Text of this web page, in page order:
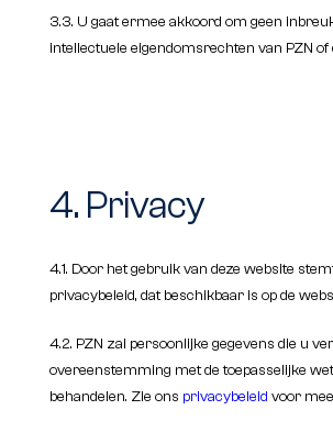
3.3. U gaat ermee akkoord om geen
intellectuele eigendomsrechten van PZN of
4. Privacy
4.1. Door het gebruik van deze website
privacybeleid, dat beschikbaar is op de
4.2. PZN zal persoonlijke gegevens die u
overeenstemming met de toepasselijke
behandelen. Zie ons privacybeleid voor